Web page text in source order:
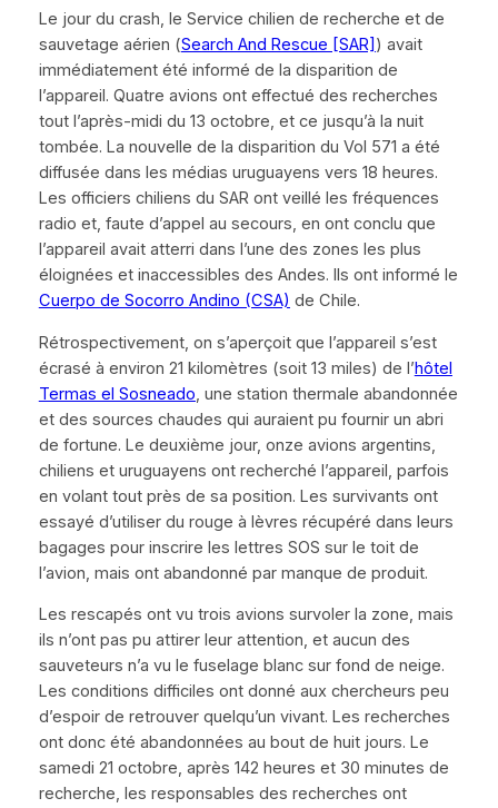
Le jour du crash, le Service chilien de recherche et de
sauvetage aérien (Search And Rescue [SAR] ) avait
immédiatement été informé de la disparition de
l’appareil. Quatre avions ont effectué des recherches
tout l’après-midi du 13 octobre, et ce jusqu’à la nuit
tombée. La nouvelle de la disparition du Vol 571 a été
diffusée dans les médias uruguayens vers 18 heures.
Les officiers chiliens du SARont veillé les fréquences
radio et, faute d’appel au secours, en ont conclu que
l’appareil avait atterri dans l’une des zones les plus
éloignées et inaccessibles des Andes. Ils ont informé le
Cuerpo de Socorro Andino (CSA) de Chile.
Rétrospectivement, on s’aperçoit que l’appareil s’est
écrasé à environ 21 kilomètres (soit 13 miles) de l’hôtel
Termas el Sosneado, une station thermale abandonnée
et des sources chaudes qui auraient pu fournir un abri
de fortune. Le deuxième jour, onze avions argentins,
chiliens et uruguayens ont recherché l’appareil, parfois
en volant tout près de sa position. Les survivants ont
essayé d’utiliser du rouge à lèvres récupéré dans leurs
bagages pour inscrire les lettres SOS sur le toit de
l’avion, mais ont abandonné par manque de produit.
Les rescapés ont vu trois avions survoler la zone, mais
ils n’ont pas pu attirer leur attention, et aucun des
sauveteurs n’a vu le fuselage blanc sur fond de neige.
Les conditions difficiles ont donné aux chercheurs peu
d’espoir de retrouver quelqu’un vivant. Les recherches
ont donc été abandonnées au bout de huit jours. Le
samedi 21 octobre, après 142 heures et 30 minutes de
recherche, les responsables des recherches ont